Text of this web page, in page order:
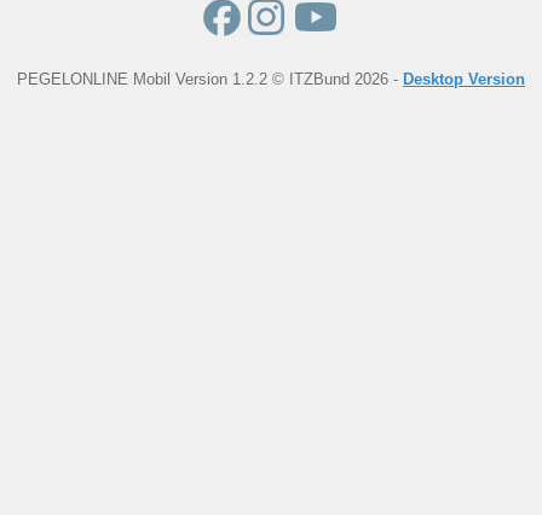
PEGELONLINE Mobil Version 1.2.2 © ITZBund 2026 - Desktop Version